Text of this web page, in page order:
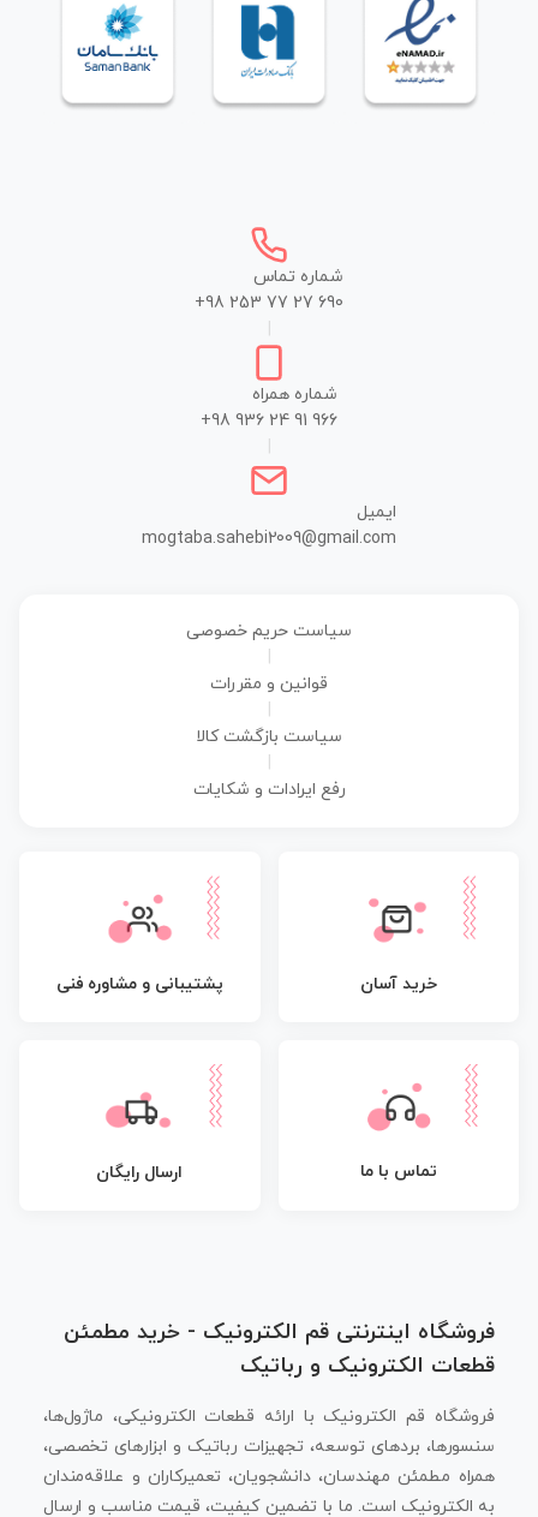
شماره تماس
+98 253 77 27 690
شماره همراه
+98 936 24 91 966
ایمیل
mogtaba.sahebi2009@gmail.com
سیاست حریم خصوصی
قوانین و مقررات
سیاست بازگشت کالا
رفع ایرادات و شکایات
خرید آسان پشتیبانی و مشاوره فنی
تماس با ما ارسال رایگان
فروشگاه اینترنتی قم الکترونیک - خرید مطمئن
قطعات الکترونیک و رباتیک
فروشگاه قم الکترونیک با ارائه قطعات الکترونیکی، ماژول‌ها،
سنسورها، بردهای توسعه، تجهیزات رباتیک و ابزارهای تخصصی،
همراه مطمئن مهندسان، دانشجویان، تعمیرکاران و علاقه‌مندان
به الکترونیک است. ما با تضمین کیفیت، قیمت مناسب و ارسال